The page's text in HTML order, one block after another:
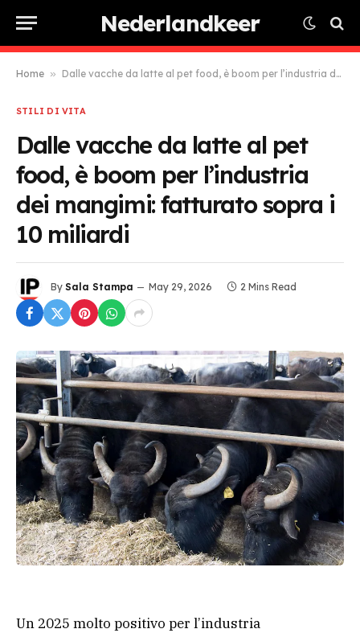
Nederlandkeer
Home » Dalle vacche da latte al pet food, è boom per l’industria dei mangimi: fatturato sopra i 10 miliardi
STILI DI VITA
Dalle vacche da latte al pet
food, è boom per l’industria
dei mangimi: fatturato sopra i
10 miliardi
By Sala Stampa May 29, 2026 2 Mins Read
Un 2025 molto positivo per l’industria